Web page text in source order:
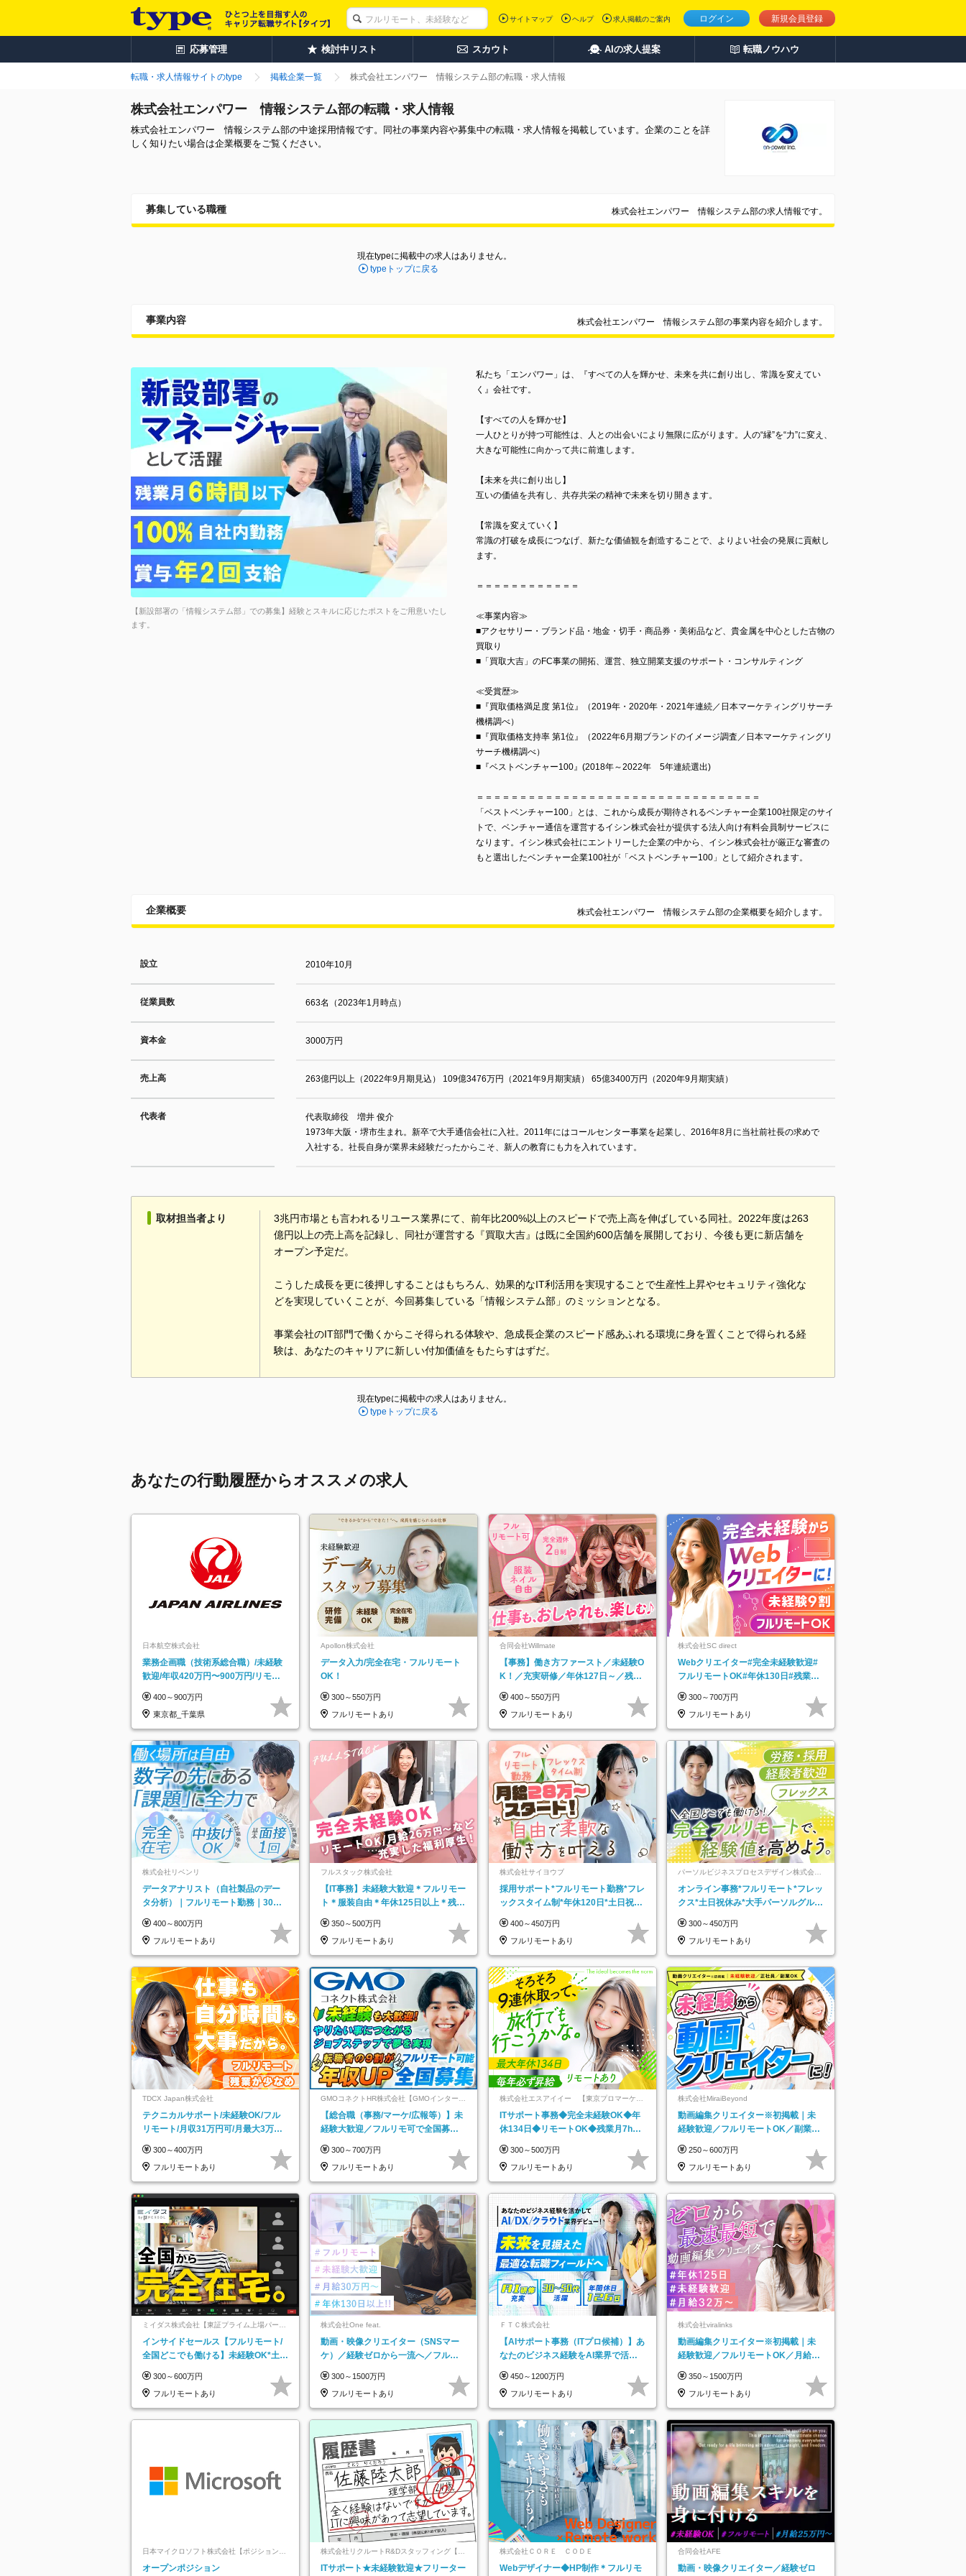
ログイン 新規会員登録
サイトマップ ヘルプ 求人掲載のご案内
応募管理 検討中リスト スカウト AIの求人提案 転職ノウハウ
転職・求人情報サイトのtype 掲載企業一覧 株式会社エンパワー 情報システム部の転職・求人情報
株式会社エンパワー 情報システム部の転職・求人情報
株式会社エンパワー 情報システム部の中途採用情報です。同社の事業内容や募集中の転職・求人情報を掲載しています。企業のことを詳
しく知りたい場合は企業概要をご覧ください。
募集している職種 株式会社エンパワー 情報システム部の求人情報です。
現在typeに掲載中の求人はありません。
typeトップに戻る
事業内容 株式会社エンパワー 情報システム部の事業内容を紹介します。
【新設部署の「情報システム部」での募集】経験とスキルに応じたポストをご用意いたし
ます。
私たち「エンパワー」は、『すべての人を輝かせ、未来を共に創り出し、常識を変えてい
く』会社です。
【すべての人を輝かせ】
一人ひとりが持つ可能性は、人との出会いにより無限に広がります。人の“縁”を“力”に変え、
大きな可能性に向かって共に前進します。
【未来を共に創り出し】
互いの価値を共有し、共存共栄の精神で未来を切り開きます。
【常識を変えていく】
常識の打破を成長につなげ、新たな価値観を創造することで、よりよい社会の発展に貢献し
ます。
＝＝＝＝＝＝＝＝＝＝＝＝
≪事業内容≫
■アクセサリー・ブランド品・地金・切手・商品券・美術品など、貴金属を中心とした古物の
買取り
■「買取大吉」のFC事業の開拓、運営、独立開業支援のサポート・コンサルティング
≪受賞歴≫
■『買取価格満足度 第1位』（2019年・2020年・2021年連続／日本マーケティングリサーチ
機構調べ）
■『買取価格支持率 第1位』（2022年6月期ブランドのイメージ調査／日本マーケティングリ
サーチ機構調べ）
■『ベストベンチャー100』(2018年～2022年 5年連続選出)
＝＝＝＝＝＝＝＝＝＝＝＝＝＝＝＝＝＝＝＝＝＝＝＝＝＝＝＝＝＝＝＝＝
「ベストベンチャー100」とは、これから成長が期待されるベンチャー企業100社限定のサイ
トで、ベンチャー通信を運営するイシン株式会社が提供する法人向け有料会員制サービスに
なります。イシン株式会社にエントリーした企業の中から、イシン株式会社が厳正な審査の
もと選出したベンチャー企業100社が「ベストベンチャー100」として紹介されます。
企業概要 株式会社エンパワー 情報システム部の企業概要を紹介します。
設立 2010年10月
従業員数 663名（2023年1月時点）
資本金 3000万円
売上高 263億円以上（2022年9月期見込） 109億3476万円（2021年9月期実績） 65億3400万円（2020年9月期実績）
代表者
代表取締役 増井 俊介
1973年大阪・堺市生まれ。新卒で大手通信会社に入社。2011年にはコールセンター事業を起業し、2016年8月に当社前社長の求めで
入社する。社長自身が業界未経験だったからこそ、新人の教育にも力を入れています。
取材担当者より
3兆円市場とも言われるリユース業界にて、前年比200%以上のスピードで売上高を伸ばしている同社。2022年度は263
億円以上の売上高を記録し、同社が運営する『買取大吉』は既に全国約600店舗を展開しており、今後も更に新店舗を
オープン予定だ。
こうした成長を更に後押しすることはもちろん、効果的なIT利活用を実現することで生産性上昇やセキュリティ強化な
どを実現していくことが、今回募集している「情報システム部」のミッションとなる。
事業会社のIT部門で働くからこそ得られる体験や、急成長企業のスピード感あふれる環境に身を置くことで得られる経
験は、あなたのキャリアに新しい付加価値をもたらすはずだ。
現在typeに掲載中の求人はありません。
typeトップに戻る
あなたの行動履歴からオススメの求人
日本航空株式会社
業務企画職（技術系総合職）/未経験
歓迎/年収420万円〜900万円/リモー
400～900万円
東京都_千葉県
Apollon株式会社
データ入力/完全在宅・フルリモート
OK！
300～550万円
フルリモートあり
合同会社Willmate
【事務】働き方ファースト／未経験O
K！／充実研修／年休127日～／残業
400～550万円
フルリモートあり
株式会社SC direct
Webクリエイター#完全未経験歓迎#
フルリモートOK#年休130日#残業月
300～700万円
フルリモートあり
株式会社リベンリ
データアナリスト（自社製品のデー
タ分析）｜フルリモート勤務｜30代
員多数活躍
400～800万円
フルリモートあり
フルスタック株式会社
【IT事務】未経験大歓迎＊フルリモー
ト＊服装自由＊年休125日以上＊残業
350～500万円
フルリモートあり
株式会社サイヨウブ
採用サポート*フルリモート勤務*フレ
ックスタイム制*年休120日*土日祝休
400～450万円
フルリモートあり
パーソルビジネスプロセスデザイン株式会
社 事業開発本部
オンライン事務*フルリモート*フレッ
クス*土日祝休み*大手パーソルグルー
300～450万円
フルリモートあり
TDCX Japan株式会社
テクニカルサポート/未経験OK/フル
リモート/月収31万円可/月最大3万の
300～400万円
フルリモートあり
GMOコネクトHR株式会社【GMOインターネ
ットグループ】
【総合職（事務/マーケ/広報等）】未
経験大歓迎／フルリモ可で全国募
★
300～700万円
フルリモートあり
株式会社エスアイイー 【東京プロマーケッ
ITサポート事務◆完全未経験OK◆年
休134日◆リモートOK◆残業月7h以
300～500万円
フルリモートあり
株式会社MiraiBeyond
動画編集クリエイター※初掲載｜未
経験歓迎／フルリモートOK／副業O
250～600万円
フルリモートあり
ミイダス株式会社【東証プライム上場パーソ
インサイドセールス【フルリモート/
全国どこでも働ける】未経験OK*土日
300～600万円
フルリモートあり
株式会社One feat.
動画・映像クリエイター（SNSマー
ケ）／経験ゼロから一流へ／フルリ
日以上
300～1500万円
フルリモートあり
ＦＴＣ株式会社
【AIサポート事務（ITプロ候補）】あ
なたのビジネス経験をAI業界で活か
450～1200万円
フルリモートあり
株式会社viralinks
動画編集クリエイター※初掲載｜未
経験歓迎／フルリモートOK／月給32
350～1500万円
フルリモートあり
日本マイクロソフト株式会社【ポジションマ
ッチ登録】
オープンポジション
株式会社リクルートR&Dスタッフィング【リ
クルートグループ】
ITサポート★未経験歓迎★フリーター
株式会社ＣＯＲＥ ＣＯＤＥ
Webデザイナー◆HP制作＊フルリモ
合同会社AFE
動画・映像クリエイター／経験ゼロ